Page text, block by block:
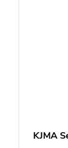
KJMA